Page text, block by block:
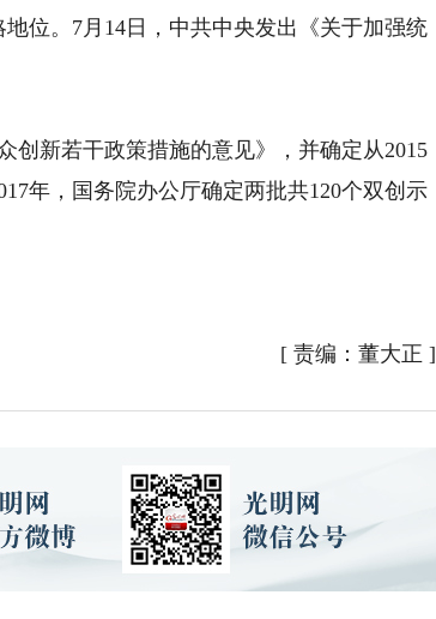
位。7月14日，中共中央发出《关于加强统
新若干政策措施的意见》，并确定从2015
年，国务院办公厅确定两批共120个双创示
[ 责编：董大正 ]